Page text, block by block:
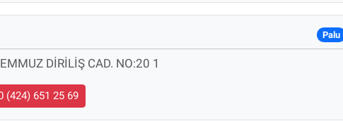
Palu
DİRİLİŞ CAD. NO:20 1
(424) 651 25 69